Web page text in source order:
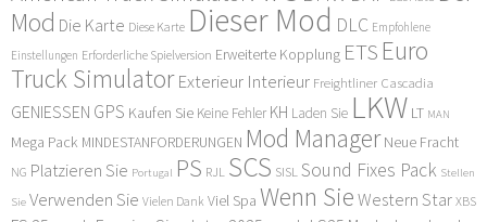
Mod Die Karte Diese Karte Dieser Mod DLC Empfohlene
Einstellungen Erforderliche Spielversion Erweiterte Kopplung ETS Euro
Truck Simulator Exterieur Interieur Freightliner Cascadia
GENIESSEN GPS Kaufen Sie Keine Fehler KH Laden Sie LKW LT MAN
Mega Pack MINDESTANFORDERUNGEN Mod Manager Neue Fracht
NG Platzieren Sie Portugal PS RJL SCS SISLSound Fixes Pack Stellen
Sie Verwenden Sie Vielen Dank Viel Spa Wenn Sie Western Star XBS